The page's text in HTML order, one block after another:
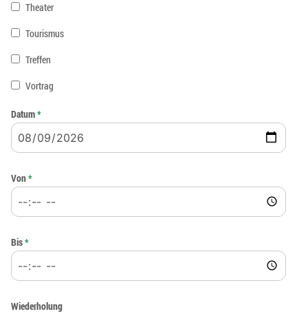
Theater
Tourismus
Treffen
Vortrag
Datum*
Von*
Bis*
Wiederholung